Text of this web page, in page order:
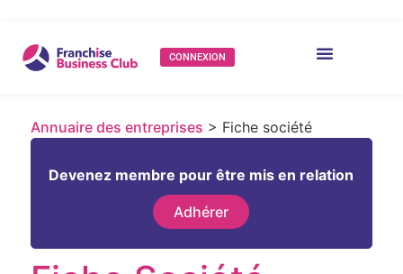
CONNEXION
Annuaire des entreprises > Fiche société
Devenez membre pour être mis en relation
Adhérer